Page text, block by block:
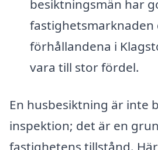
besiktningsmän har
fastighetsmarknaden
förhållandena i
vara till stor fördel.
En husbesiktning är inte
inspektion; det är en
fastighetens tillstånd.